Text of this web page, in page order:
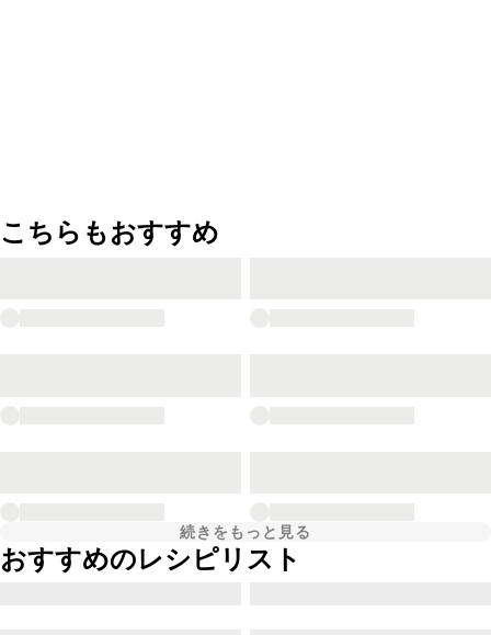
こちらもおすすめ
続きをもっと見る
おすすめのレシピリスト